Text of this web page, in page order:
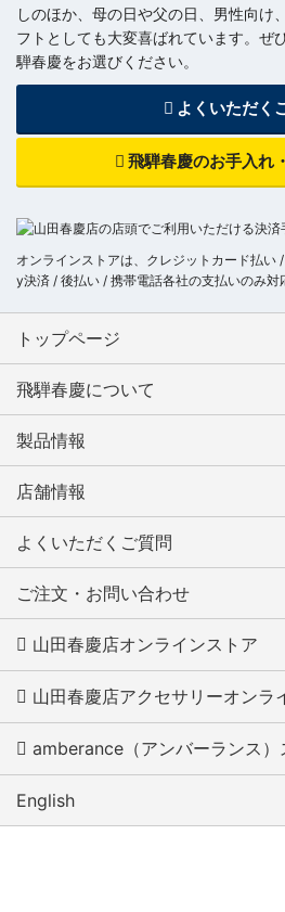
しのほか、母の日や父の日、男性向け
フトとしても大変喜ばれています。ぜ
騨春慶をお選びください。
よくいただく
飛騨春慶のお手入れ
オンラインストアは、クレジットカード払
y決済 / 後払い / 携帯電話各社の支払いのみ対
トップページ
飛騨春慶について
製品情報
店舗情報
よくいただくご質問
ご注文・お問い合わせ
山田春慶店オンラインストア
山田春慶店アクセサリーオンラ
amberance（アンバーランス）
English